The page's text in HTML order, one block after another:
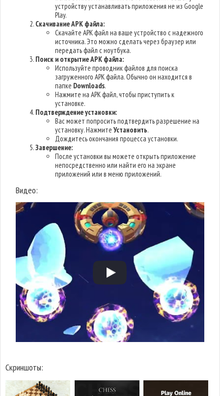
устройству устанавливать приложения не из Google
Play.
Скачивание APK файла:
Скачайте APK файл на ваше устройство с надежного
источника. Это можно сделать через браузер или
передать файл с ноутбука.
Поиск и открытие APK файла:
Используйте проводник файлов для поиска
загруженного APK файла. Обычно он находится в
папке Downloads.
Нажмите на APK файл, чтобы приступить к
установке.
Подтверждение установки:
Вас может попросить подтвердить разрешение на
установку. НажмитеУстановить.
Дождитесь окончания процесса установки.
Завершение:
После установки вы можете открыть приложение
непосредственно или найти его на экране
приложений или в меню приложений.
Видео:
Скриншоты: